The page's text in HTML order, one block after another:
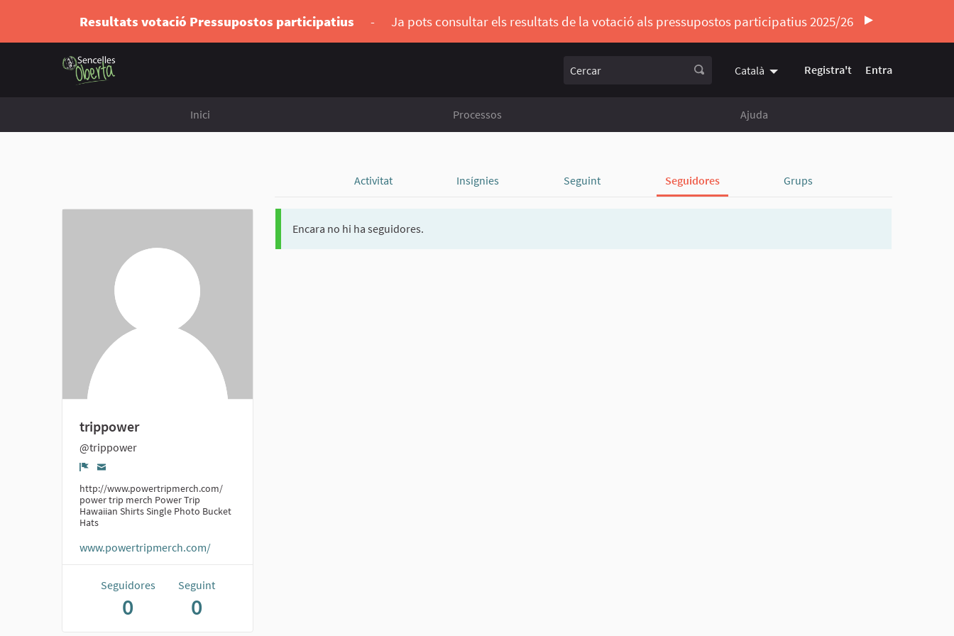
Resultats votació Pressupostos participatius - Ja pots consultar els resultats de la votació als pressupostos participatius 2025/26
Català Triar la llengua Elegir el idioma
Registra't Entra
Inici Processos Ajuda
Activitat Insígnies Seguint Seguidores Grups
trippower
@trippower
Denúncia
http://www.powertripmerch.com/
power trip merch Power Trip
Hawaiian Shirts Single Photo Bucket
Hats
www.powertripmerch.com/
Seguidores
0
Seguint
0
Encara no hi ha seguidores.